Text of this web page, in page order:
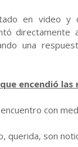
en video y
directamente
una
encendió las
con
querida, son